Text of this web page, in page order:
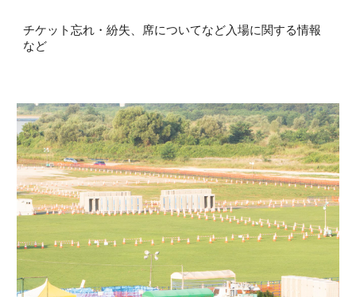
チケット忘れ・紛失、席についてなど入場に関する情報
など